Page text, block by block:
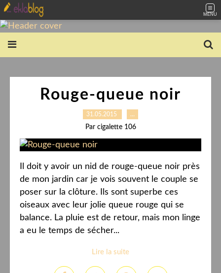
MENU
Rouge-queue noir
31.05.2015 …
Par cigalette 106
Il doit y avoir un nid de rouge-queue noir près
de mon jardin car je vois souvent le couple se
poser sur la clôture. Ils sont superbe ces
oiseaux avec leur jolie queue rouge qui se
balance. La pluie est de retour, mais mon linge
a eu le temps de sécher...
Lire la suite